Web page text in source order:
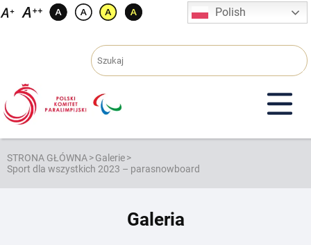
Przejdź
Polish
STRONA GŁÓWNA>Galerie>
Sport dla wszystkich 2023 – parasnowboard
Galeria